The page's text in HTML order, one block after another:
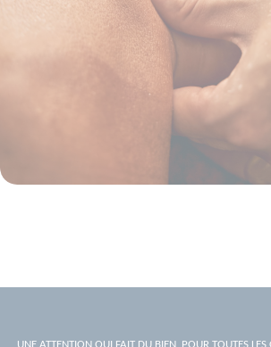
UNE ATTENTION QUI FAIT DU BIEN, POUR TOUTES LES